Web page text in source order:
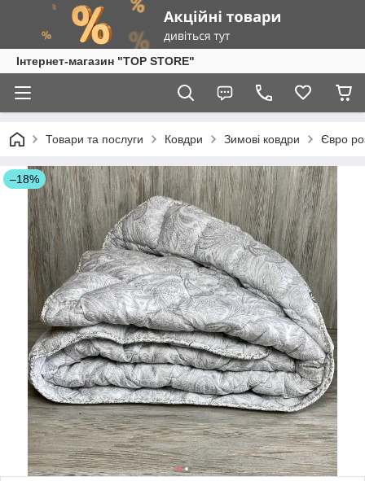
Інтернет-магазин "TOP STORE"
Товари та послуги Ковдри Зимові ковдри Євро
–18%